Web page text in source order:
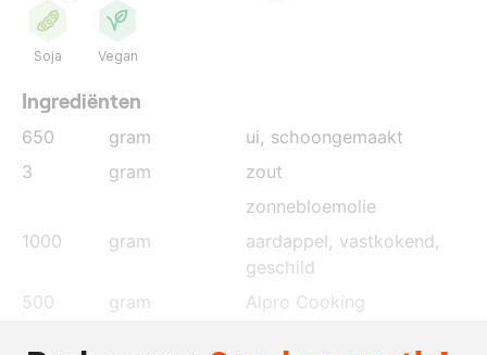
Soja Vegan
Ingrediënten
650 gram ui, schoongemaakt
3
gram
zout
zonnebloemolie
1000
gram aardappel, vastkokend,
geschild
500
gram
Alpro Cooking